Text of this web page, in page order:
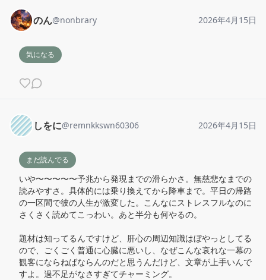
のん@nonbrary 2026年4月15日
気になる
しをに@remnkkswn60306 2026年4月15日
まだ読んでる
いや〜〜〜〜〜予兆から発現までの滑らかさ。無慈悲なまでの
読みやすさ。具体的には乗り換えてから降車まで。平日の帰路
の一区間で彼の人生が激変した。こんなにストレスフルなのに
さくさく読めてこっわい。あと半分も何やるの。
題材は知ってるんですけど、肝心の周辺知識はぼやっとしてる
ので、ごくごく普通に心臓に悪いし、なぜこんな哀れな一幕の
観客にならねばならんのだと思うんだけど、文章が上手いんで
すよ。過不足がなさすぎてチャーミング。